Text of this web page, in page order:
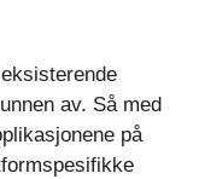
av. Så med
på